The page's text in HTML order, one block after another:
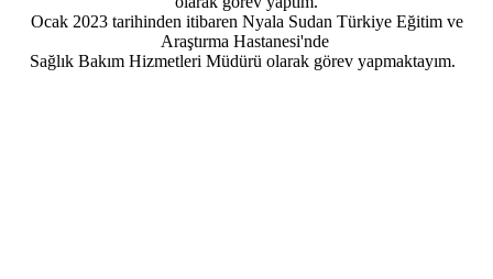
Ocak 2023 tarihinden itibaren Nyala Sudan Türkiye Eğitim ve
Araştırma Hastanesi'nde
Sağlık Bakım Hizmetleri Müdürü olarak görev yapmaktayım.